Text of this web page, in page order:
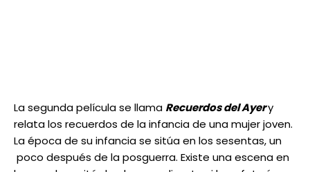
La segunda película se llama Recuerdos del Ayery
relata los recuerdos de la infancia de una mujer joven.
La época de su infancia se sitúa en los sesentas, un
poco después de la posguerra. Existe una escena en